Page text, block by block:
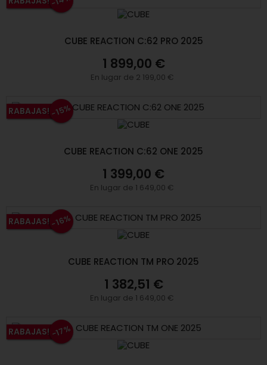
CUBE REACTION C:62 PRO 2025
1 899,00 €
En lugar de 2 199,00 €
RABAJAS! -15%
CUBE REACTION C:62 ONE 2025
1 399,00 €
En lugar de 1 649,00 €
RABAJAS! -16%
CUBE REACTION TM PRO 2025
1 382,51 €
En lugar de 1 649,00 €
RABAJAS! -17%